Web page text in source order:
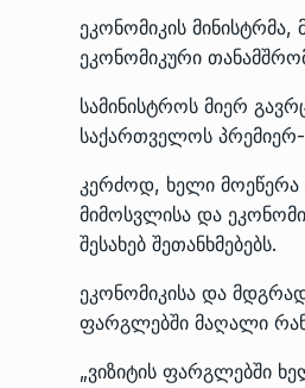
ეკონომიკის მინისტრმა,
ეკონომიკური
სამინისტროს მიერ
საქართველოს
კერძოდ, ხელი მოეწერა
მიმოსვლისა და
შესახებ შეთანხმებებს.
ეკონომიკისა და
ფარგლებში მაღალი
„ვიზიტის ფარგლებში
10